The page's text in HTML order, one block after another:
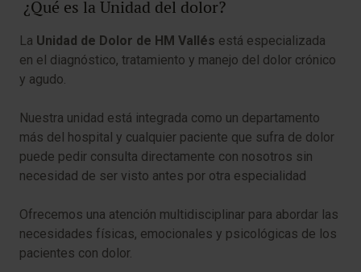
¿Qué es la Unidad del dolor?
La Unidad de Dolor de HM Vallés está especializada
en el diagnóstico, tratamiento y manejo del dolor crónico
y agudo.
Nuestra unidad está integrada como un departamento
más del hospital y cualquier paciente que sufra de dolor
puede pedir consulta directamente con nosotros sin
necesidad de ser visto antes por otra especialidad
Ofrecemos una atención multidisciplinar para abordar las
necesidades físicas, emocionales y psicológicas de los
pacientes con dolor.